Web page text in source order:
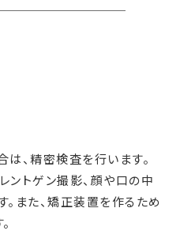
、精密検査を行います。
ントゲン撮影、顔や口の中
また、矯正装置を作るため